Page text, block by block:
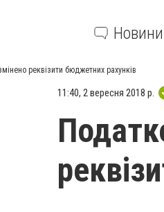
Новини
реквізити бюджетних рахунків
11:40, 2 вересня 2018 р.